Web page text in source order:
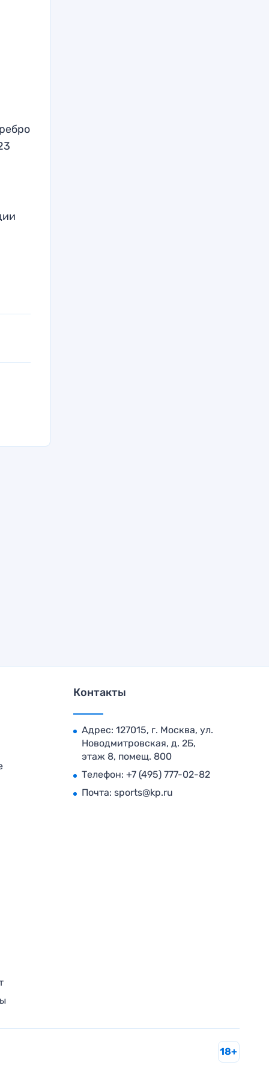
Контакты
Адрес: 127015, г. Москва, ул.
Новодмитровская, д. 2Б,
этаж 8, помещ. 800
Телефон: +7 (495) 777-02-82
Почта: sports@kp.ru
18+